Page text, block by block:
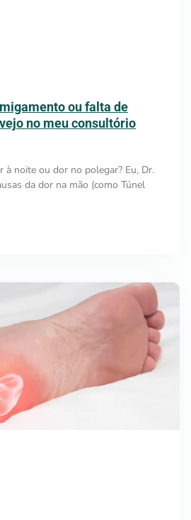
ou falta de
no meu consultório
à noite ou dor no polegar? Eu, Dr.
da dor na mão (como Túnel